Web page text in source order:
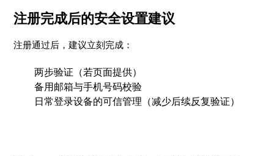
注册完成后的安全设置建议
注册通过后，建议立刻完成：
两步验证（若页面提供）
备用邮箱与手机号码校验
日常登录设备的可信管理（减少后续反复验证）